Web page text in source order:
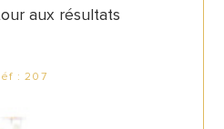
aux résultats
: 207